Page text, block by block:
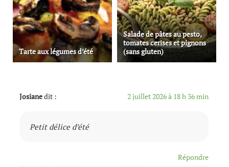
Tarte aux légumes d’été
Salade de pâtes au pesto,
tomates cerises et pignons
(sans gluten)
Josianedit : 2 juillet 2026 à 18 h 36 min
Petit délice d’été
Répondre